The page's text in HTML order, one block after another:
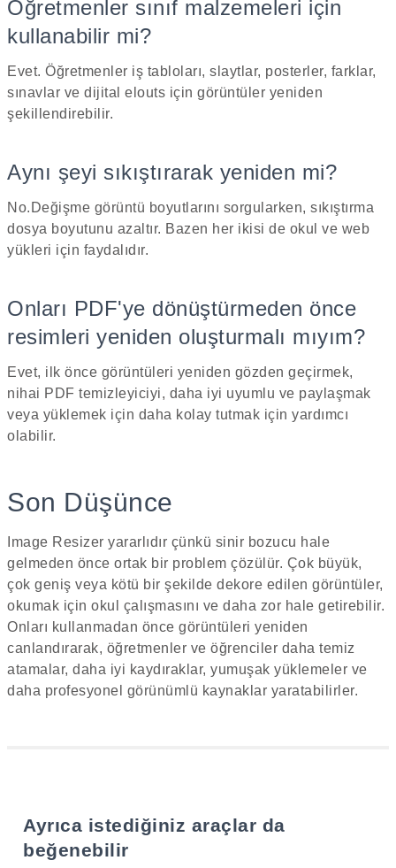
Öğretmenler sınıf malzemeleri için
kullanabilir mi?
Evet. Öğretmenler iş tabloları, slaytlar, posterler, farklar,
sınavlar ve dijital elouts için görüntüler yeniden
şekillendirebilir.
Aynı şeyi sıkıştırarak yeniden mi?
No.Değişme görüntü boyutlarını sorgularken, sıkıştırma
dosya boyutunu azaltır. Bazen her ikisi de okul ve web
yükleri için faydalıdır.
Onları PDF'ye dönüştürmeden önce
resimleri yeniden oluşturmalı mıyım?
Evet, ilk önce görüntüleri yeniden gözden geçirmek,
nihai PDF temizleyiciyi, daha iyi uyumlu ve paylaşmak
veya yüklemek için daha kolay tutmak için yardımcı
olabilir.
Son Düşünce
Image Resizer yararlıdır çünkü sinir bozucu hale
gelmeden önce ortak bir problem çözülür. Çok büyük,
çok geniş veya kötü bir şekilde dekore edilen görüntüler,
okumak için okul çalışmasını ve daha zor hale getirebilir.
Onları kullanmadan önce görüntüleri yeniden
canlandırarak, öğretmenler ve öğrenciler daha temiz
atamalar, daha iyi kaydıraklar, yumuşak yüklemeler ve
daha profesyonel görünümlü kaynaklar yaratabilirler.
Ayrıca istediğiniz araçlar da
beğenebilir